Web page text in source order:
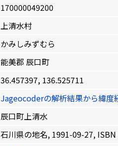
170000049200
上清水村
かみしみずむら
能美郡 辰口町
36.457397, 136.525711
Jageocoderの解析結果から緯度
辰口町上清水
石川県の地名, 1991-09-27,